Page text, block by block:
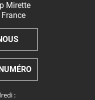
Mirette
France
: